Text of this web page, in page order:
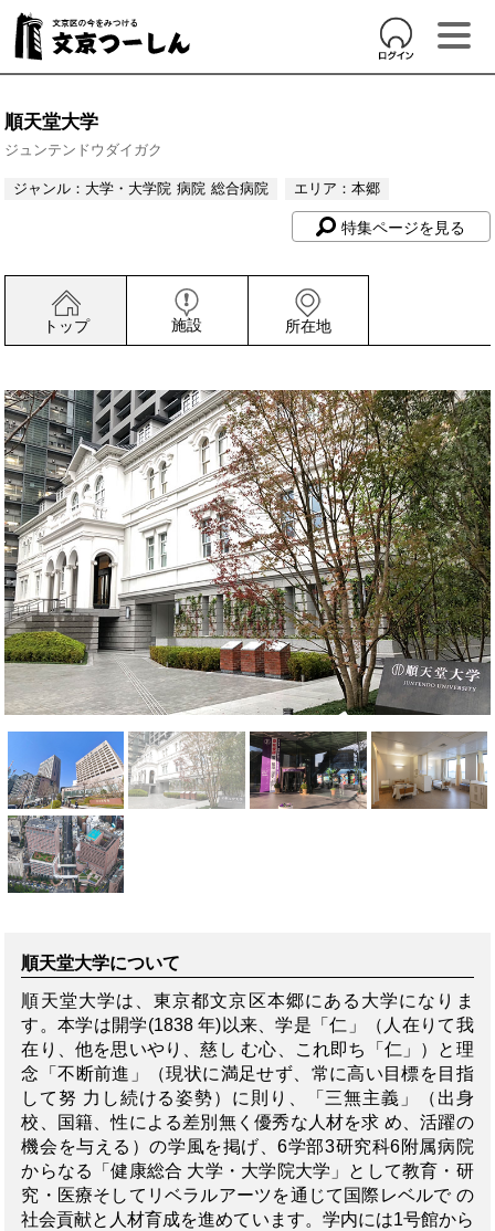
順天堂大学
ジュンテンドウダイガク
ジャンル： 大学・大学院 病院 総合病院 エリア：本郷
特集ページを見る
トップ 施設 所在地
順天堂大学について
順天堂大学は、東京都文京区本郷にある大学になりま
す。本学は開学(1838 年)以来、学是「仁」（人在りて我
在り、他を思いやり、慈し む心、これ即ち「仁」）と理
念「不断前進」（現状に満足せず、常に高い目標を目指
して努 力し続ける姿勢）に則り、「三無主義」（出身
校、国籍、性による差別無く優秀な人材を求 め、活躍の
機会を与える）の学風を掲げ、6学部3研究科6附属病院
からなる「健康総合 大学・大学院大学」として教育・研
究・医療そしてリベラルアーツを通じて国際レベルで の
社会貢献と人材育成を進めています。学内には1号館から